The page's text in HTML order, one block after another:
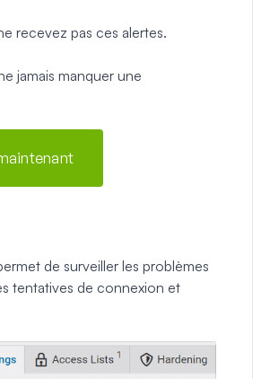
recevez pas ces alertes.
jamais manquer une
de surveiller les problèmes
tentatives de connexion et